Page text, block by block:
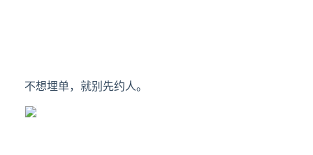
不想埋单，就别先约人。